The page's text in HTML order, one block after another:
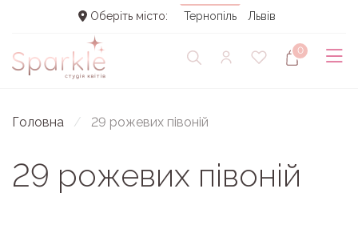
Оберіть місто: Тернопіль Львів
0
Головна 29 рожевих півоній
29 рожевих півоній